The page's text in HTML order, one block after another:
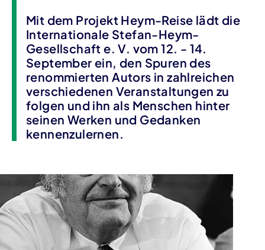
Mit dem Projekt Heym-Reise lädt die
Internationale Stefan-Heym-
Gesellschaft e. V. vom 12. - 14.
September ein, den Spuren des
renommierten Autors in zahlreichen
verschiedenen Veranstaltungen zu
folgen und ihn als Menschen hinter
seinen Werken und Gedanken
kennenzulernen.